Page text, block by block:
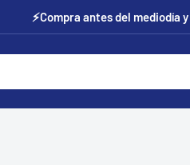
⚡Compra antes del mediodía